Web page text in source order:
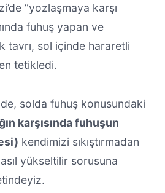
“yozlaşmaya karşı
fuhuş yapan ve
tavrı, sol içinde hararetli
tetikledi.
solda fuhuş konusundaki
karşısında fuhuşun
kendimizi sıkıştırmadan
yükseltilir sorusuna